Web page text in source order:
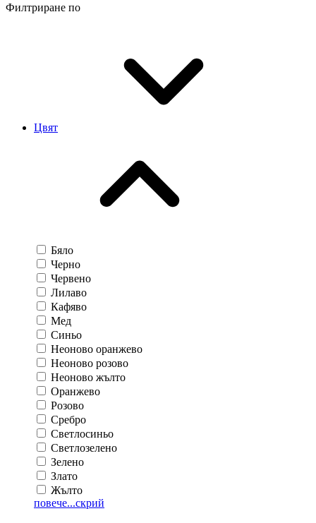
Филтриране по
Цвят
Бяло
Черно
Червено
Лилаво
Кафяво
Мед
Синьо
Неоново оранжево
Неоново розово
Неоново жълто
Оранжево
Розово
Сребро
Светлосиньо
Светлозелено
Зелено
Злато
Жълто
повече...скрий